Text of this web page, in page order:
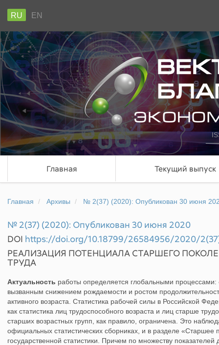
RU EN
Главная Текущий выпуск
Главная Архивы № 2(37) (2020): Опубликован 30 июня
№ 2(37) (2020): Опубликован 30 июня 2020
DOI https://doi.org/10.18799/26584956/2020/
РЕАЛИЗАЦИЯ ПОТЕНЦИАЛА СТАРШЕГО
ТРУДА
Актуальность работы определяется глобальными
вызванным снижением рождаемости и ростом
активного возраста. Статистика рабочей силы в Российской
как статистика лиц трудоспособного возраста и лиц старше
старших возрастных групп, как правило, ограничена. Это
официальных статистических сборниках, и в разделе
государственной статистики. Причем по множеству